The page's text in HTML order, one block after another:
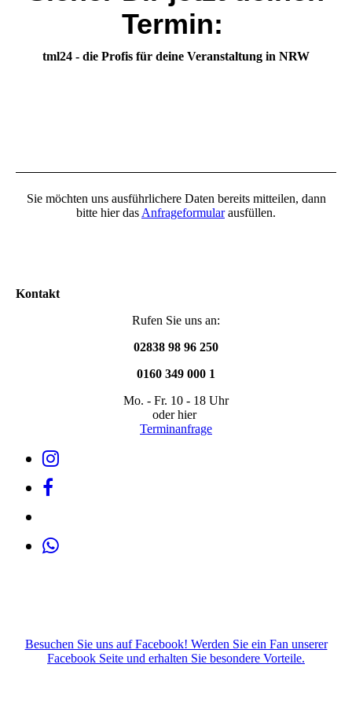
Termin:
tml24 - die Profis für deine Veranstaltung in NRW
Sie möchten uns ausführlichere Daten bereits mitteilen, dann
bitte hier das Anfrageformularausfüllen.
Kontakt
Rufen Sie uns an:
02838 98 96 250
0160 349 000 1
Mo. - Fr. 10 - 18 Uhr
oder hier
Terminanfrage
Besuchen Sie uns auf Facebook! Werden Sie ein Fan unserer
Facebook Seite und erhalten Sie besondere Vorteile.